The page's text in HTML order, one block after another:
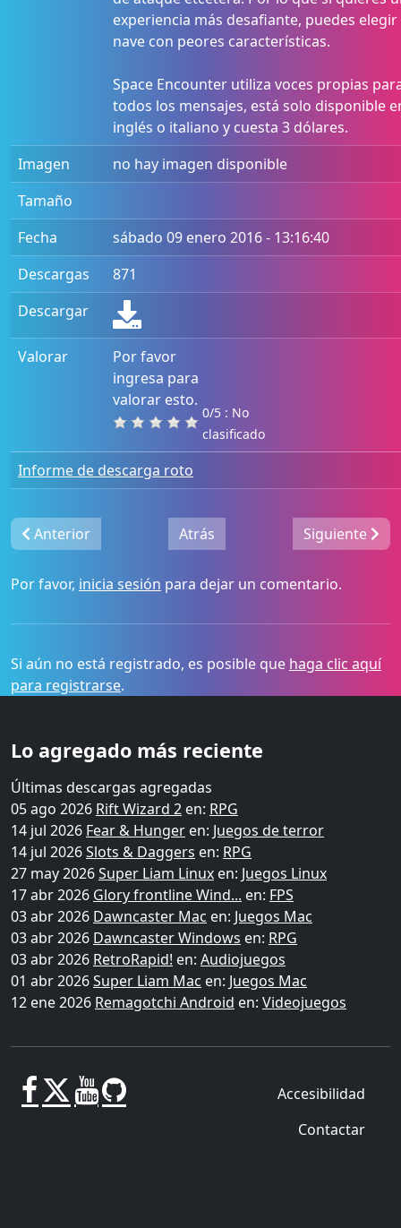
experiencia más desafiante, puedes
nave con peores características.
Space Encounter utiliza voces propias
todos los mensajes, está solo disponible
inglés o italiano y cuesta 3 dólares.
Imagen
no hay imagen disponible
Tamaño
Fecha
sábado 09 enero 2016 - 13:16:40
Descargas
871
Descargar
Valorar
Por favor
ingresa para
valorar esto.
0/5 : No
clasificado
Informe de descarga roto
Anterior Atrás Siguiente
Por favor, inicia sesión para dejar un comentario.
Si aún no está registrado, es posible que haga clic aquí
para registrarse.
Lo agregado más reciente
Últimas descargas agregadas
05 ago 2026 Rift Wizard 2 en: RPG
14 jul 2026 Fear & Hunger en: Juegos de terror
14 jul 2026Slots & Daggers en: RPG
27 may 2026Super Liam Linux en: Juegos Linux
17 abr 2026 Glory frontline Wind... en: FPS
03 abr 2026 Dawncaster Mac en: Juegos Mac
03 abr 2026 Dawncaster Windows en: RPG
03 abr 2026 RetroRapid! en: Audiojuegos
01 abr 2026Super Liam Mac en: Juegos Mac
12 ene 2026 Remagotchi Android en: Videojuegos
Accesibilidad
Contactar